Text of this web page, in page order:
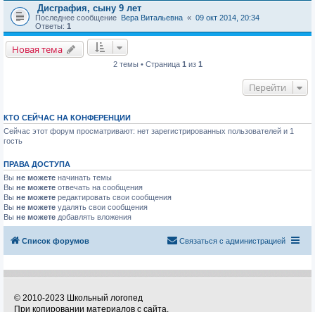
Дисграфия, сыну 9 лет
Последнее сообщение Вера Витальевна « 09 окт 2014, 20:34
Ответы: 1
Новая тема
2 темы • Страница 1 из 1
Перейти
КТО СЕЙЧАС НА КОНФЕРЕНЦИИ
Сейчас этот форум просматривают: нет зарегистрированных пользователей и 1
гость
ПРАВА ДОСТУПА
Вы не можете начинать темы
Вы не можете отвечать на сообщения
Вы не можете редактировать свои сообщения
Вы не можете удалять свои сообщения
Вы не можете добавлять вложения
Список форумов Связаться с администрацией
© 2010-2023 Школьный логопед
При копировании материалов с сайта,